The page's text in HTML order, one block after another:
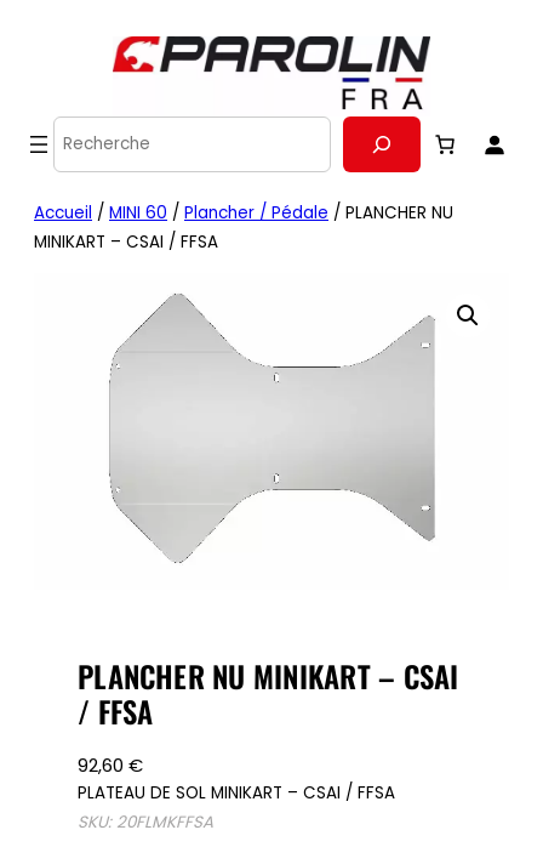
Recherche
Accueil / MINI 60 / Plancher / Pédale / PLANCHER NU
MINIKART – CSAI / FFSA
PLANCHER NU MINIKART – CSAI
/ FFSA
92,60€
PLATEAU DE SOL MINIKART – CSAI / FFSA
SKU: 20FLMKFFSA